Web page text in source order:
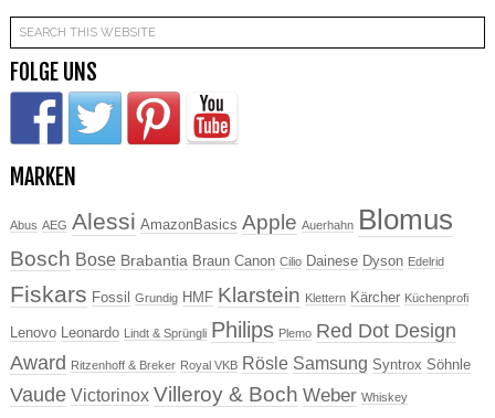
FOLGE UNS
MARKEN
Abus AEG Alessi AmazonBasics Apple Auerhahn Blomus
Bosch Bose Brabantia Braun Canon Cilio Dainese Dyson Edelrid
Fiskars Fossil Grundig HMF Klarstein Klettern Kärcher Küchenprofi
Lenovo Leonardo Lindt & Sprüngli Philips Plemo Red Dot Design
Award Ritzenhoff & Breker Royal VKB Rösle Samsung Syntrox Söhnle
Vaude Victorinox Villeroy & Boch Weber Whiskey